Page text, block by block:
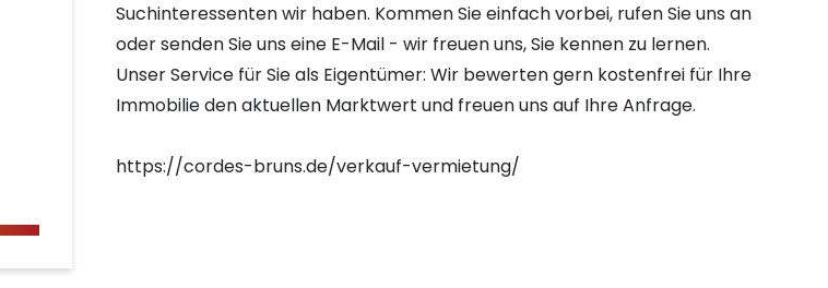
Suchinteressenten wir haben. Kommen Sie einfach vorbei, rufen Sie uns an
oder senden Sie uns eine E-Mail - wir freuen uns, Sie kennen zu lernen.
Unser Service für Sie als Eigentümer: Wir bewerten gern kostenfrei für Ihre
Immobilie den aktuellen Marktwert und freuen uns auf Ihre Anfrage.
https://cordes-bruns.de/verkauf-vermietung/